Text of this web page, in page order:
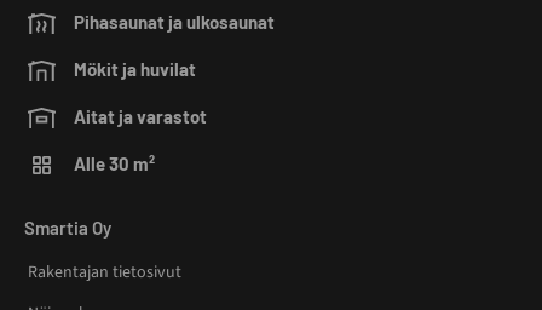
Pihasaunat ja ulkosaunat
Mökit ja huvilat
Aitat ja varastot
Alle 30 m²
Smartia Oy
Rakentajan tietosivut